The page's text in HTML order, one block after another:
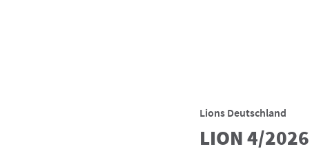
Lions Deutschland
LION 4/2026